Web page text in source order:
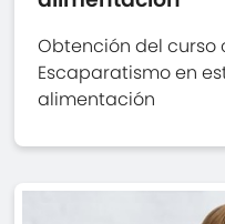
Obtención del
Escaparatismo en
alimentación